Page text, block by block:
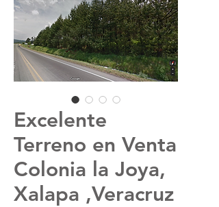
Excelente
Terreno en Venta
Colonia la Joya,
Xalapa ,Veracruz